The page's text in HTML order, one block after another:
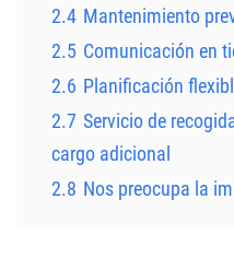
2.4 Mantenimiento
2.5 Comunicación en
2.6 Planificación
2.7 Servicio de
cargo adicional
2.8 Nos preocupa la